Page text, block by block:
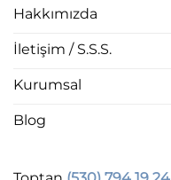
Hakkımızda
İletişim / S.S.S.
Kurumsal
Blog